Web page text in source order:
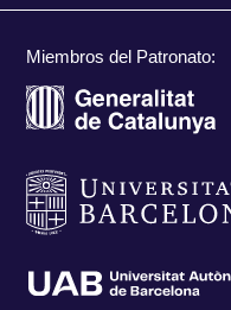
Miembros del Patronato: